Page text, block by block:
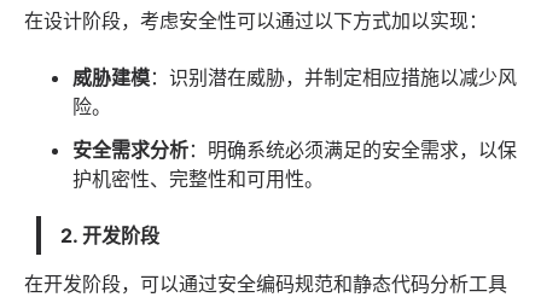
在设计阶段，考虑安全性可以通过以下方式加以实现：
威胁建模：识别潜在威胁，并制定相应措施以减少风
险。
安全需求分析：明确系统必须满足的安全需求，以保
护机密性、完整性和可用性。
2. 开发阶段
在开发阶段，可以通过安全编码规范和静态代码分析工具